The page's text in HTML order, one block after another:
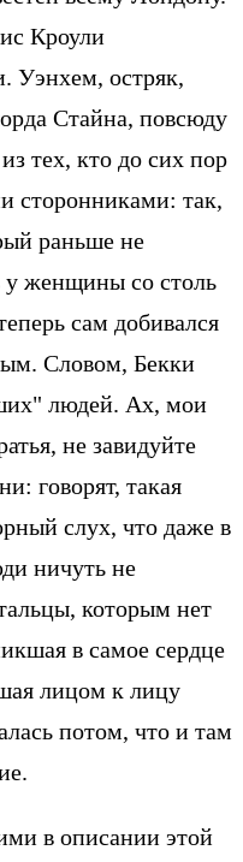
Кроули
Уэнхем, остряк,
Стайна, повсюду
тех, кто до сих пор
сторонниками: так,
раньше не
у женщины со столь
сам добивался
Словом, Бекки
людей. Ах, мои
не завидуйте
говорят, такая
слух, что даже в
ничуть не
которым нет
в самое сердце
лицом к лицу
потом, что и там
в описании этой